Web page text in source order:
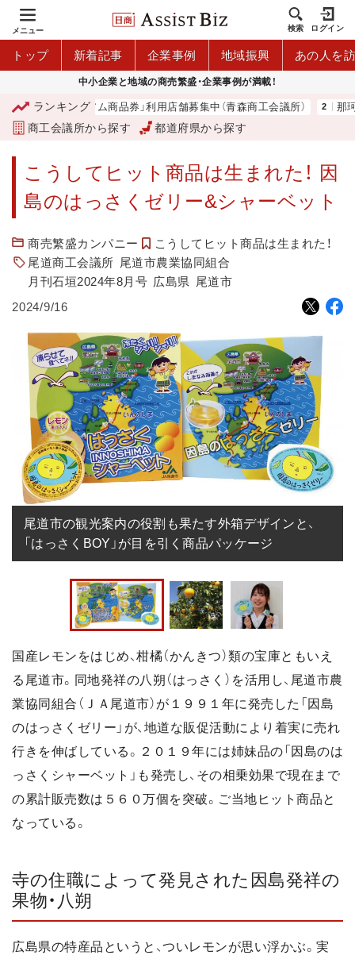
メニュー 検索 ログイン
トップ 新着記事 企業事例 地域振興 あの人を
中小企業と地域の商売繁盛・企業事例が満載！
ランキング
青森市プレミアム商品券」利用店舗募集中（青森商工会議所） 那珂湊
商工会議所から探す 都道府県から探す
こうしてヒット商品は生まれた！ 因
島のはっさくゼリー&シャーベット
商売繁盛カンパニー
こうしてヒット商品は生まれた！
尾道商工会議所 尾道市農業協同組合
月刊石垣2024年8月号 広島県
尾道市
2024/9/16
尾道市の観光案内の役割も果たす外箱デザインと、
「はっさくBOY」が目を引く商品パッケージ
国産レモンをはじめ、柑橘（かんきつ）類の宝庫ともいえ
る尾道市。同地発祥の八朔（はっさく）を活用し、尾道市農
業協同組合（ＪＡ尾道市）が１９９１年に発売した「因島
のはっさくゼリー」が、地道な販促活動により着実に売れ
行きを伸ばしている。２０１９年には姉妹品の「因島のは
っさくシャーベット」も発売し、その相乗効果で現在まで
の累計販売数は５６０万個を突破。ご当地ヒット商品と
なっている。
寺の住職によって発見された因島発祥の
果物・八朔
広島県の特産品というと、ついレモンが思い浮かぶ。実